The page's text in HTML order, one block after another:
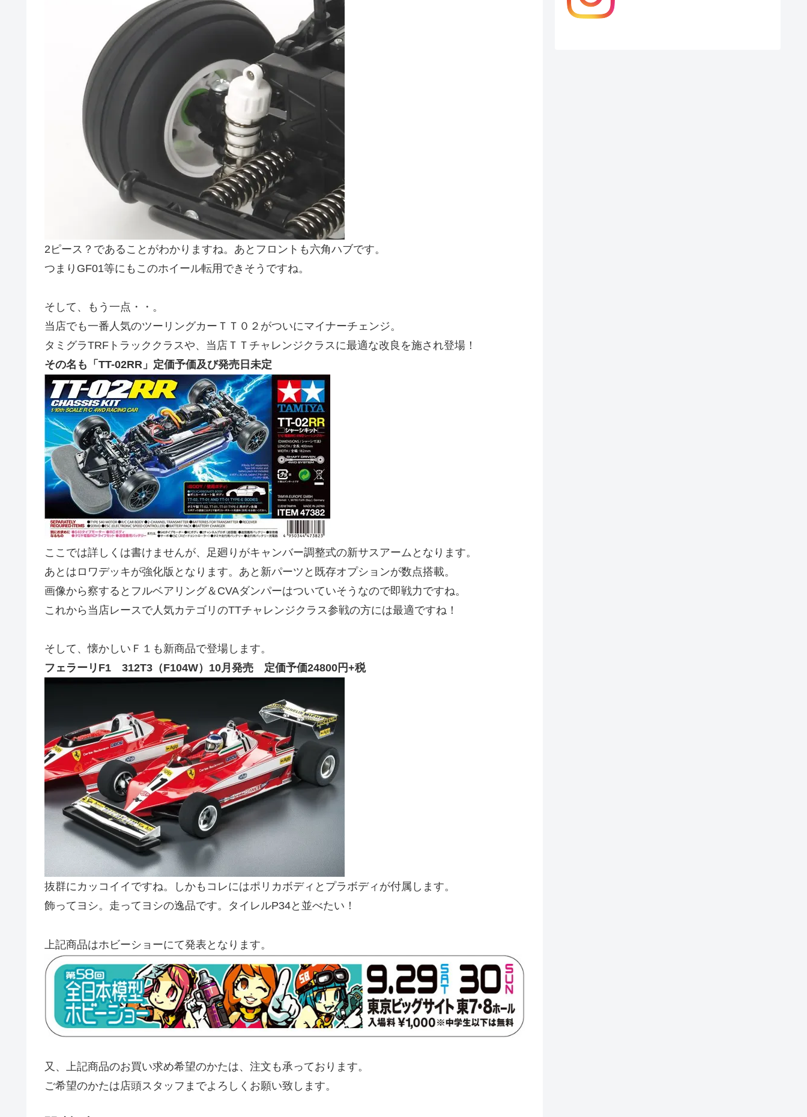
2ピース？であることがわかりますね。あとフロントも六角ハブです。
つまりGF01等にもこのホイール転用できそうですね。
そして、もう一点・・。
当店でも一番人気のツーリングカーＴＴ０２がついにマイナーチェンジ。
タミグラTRFトラッククラスや、当店ＴＴチャレンジクラスに最適な改良を施され登場！
その名も「TT-02RR」定価予価及び発売日未定
ここでは詳しくは書けませんが、足廻りがキャンバー調整式の新サスアームとなります。
あとはロワデッキが強化版となります。あと新パーツと既存オプションが数点搭載。
画像から察するとフルベアリング＆CVAダンパーはついていそうなので即戦力ですね。
これから当店レースで人気カテゴリのTTチャレンジクラス参戦の方には最適ですね！
そして、懐かしいＦ１も新商品で登場します。
フェラーリF1 312T3（F104W）10月発売 定価予価24800円+税
抜群にカッコイイですね。しかもコレにはポリカボディとプラボディが付属します。
飾ってヨシ。走ってヨシの逸品です。タイレルP34と並べたい！
上記商品はホビーショーにて発表となります。
又、上記商品のお買い求め希望のかたは、注文も承っております。
ご希望のかたは店頭スタッフまでよろしくお願い致します。